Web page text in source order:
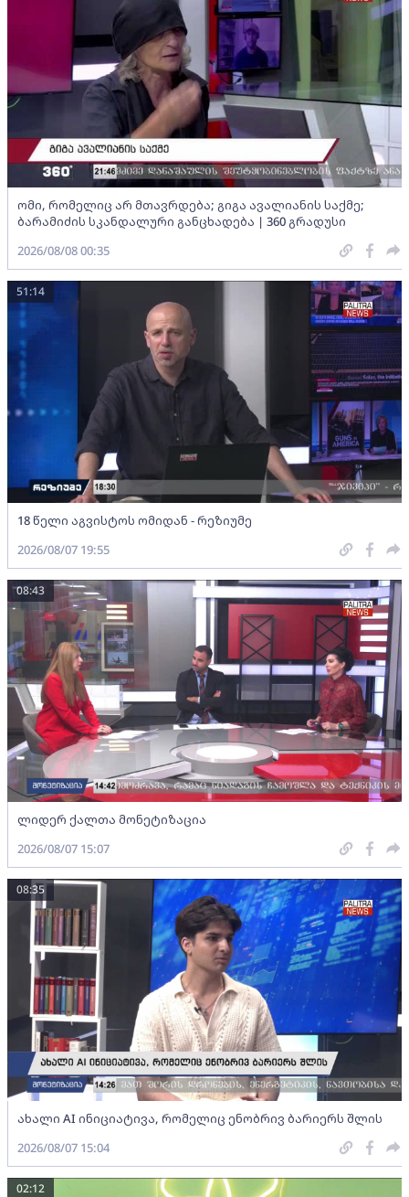
ომი, რომელიც არ მთავრდება; გიგა ავალიანის საქმე;
ბარამიძის სკანდალური განცხადება | 360 გრადუსი
2026/08/08 00:35
18 წელი აგვისტოს ომიდან - რეზიუმე
51:14
2026/08/07 19:55
ლიდერ ქალთა მონეტიზაცია
08:43
2026/08/07 15:07
ახალი AI ინიციატივა, რომელიც ენობრივ ბარიერს შლის
08:35
2026/08/07 15:04
02:12